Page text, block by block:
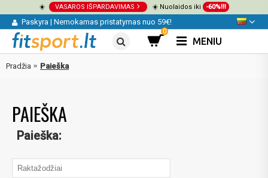
☀️ VASAROS IŠPARDAVIMAS ☀️ Nuolaidos iki -60%!!!
Paskyra | Nemokamas pristatymas nuo 59€!
0
MENIU
Pradžia Paieška
PAIEŠKA
Paieška: